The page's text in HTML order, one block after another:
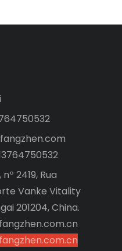
2419, Rua
Vanke Vitality
201204, China.